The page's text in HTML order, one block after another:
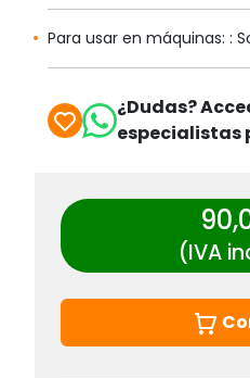
Para usar en máquinas: :
¿Dudas?
especialistas
(IVA